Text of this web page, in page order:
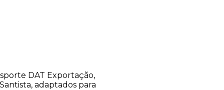
DAT Exportação,
adaptados para